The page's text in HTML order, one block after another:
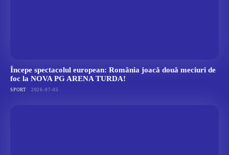
Începe spectacolul european: România joacă două meciuri de
foc la NOVA PG ARENA TURDA!
SPORT 2026-07-05